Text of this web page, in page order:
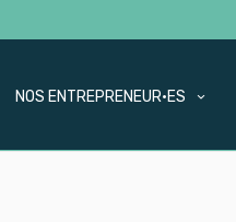
NOS ENTREPRENEUR·ES